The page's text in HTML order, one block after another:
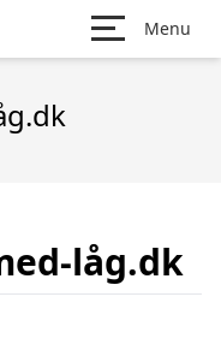
Menu
låg.dk